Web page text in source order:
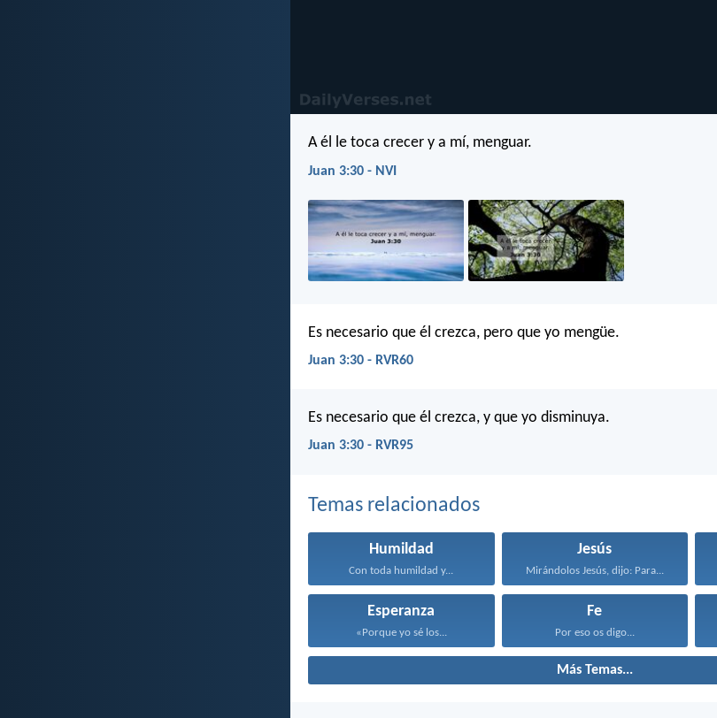
A él le toca crecer y a mí, menguar.
Juan 3:30 - NVI
Es necesario que él crezca, pero que yo mengüe.
Juan 3:30 - RVR60
Es necesario que él crezca, y que yo disminuya.
Juan 3:30 - RVR95
Temas relacionados
Humildad
Con toda humildad y...
Jesús
Mirándolos Jesús, dijo: Para...
Esperanza
«Porque yo sé los...
Fe
Por eso os digo...
Más Temas...